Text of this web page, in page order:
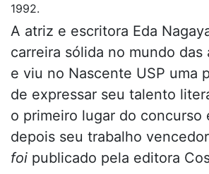
1992.
A atriz e escritora Eda
carreira sólida no mundo das
e viu no Nascente USP uma
de expressar seu talento
o primeiro lugar do concurso
depois seu trabalho vencedor
foi publicado pela editora